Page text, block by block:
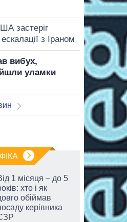
застеріг
з Іраном
вибух,
уламки
1 місяця – до 5
хто і як
обіймав
керівника